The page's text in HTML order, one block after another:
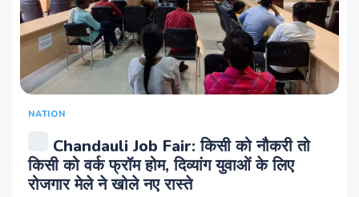
NATION
Chandauli Job Fair: किसी को नौकरी तो
किसी को वर्क फ्रॉम होम, दिव्यांग युवाओं के लिए
रोजगार मेले ने खोले नए रास्ते